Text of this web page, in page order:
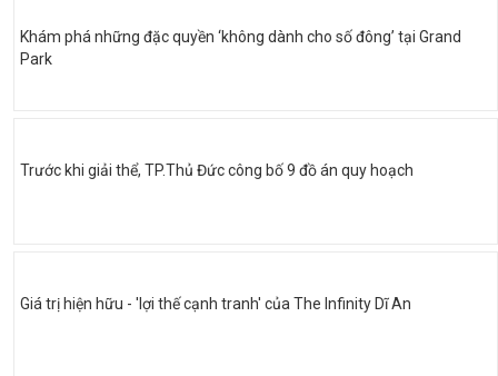
Khám phá những đặc quyền ‘không dành cho số đông’ tại Grand
Park
Trước khi giải thể, TP.Thủ Đức công bố 9 đồ án quy hoạch
Giá trị hiện hữu - 'lợi thế cạnh tranh' của The Infinity Dĩ An